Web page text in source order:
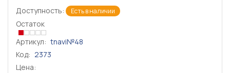
Доступность: Есть в наличии
Остаток
Артикул: tnavi№48
Код: 2373
Цена: